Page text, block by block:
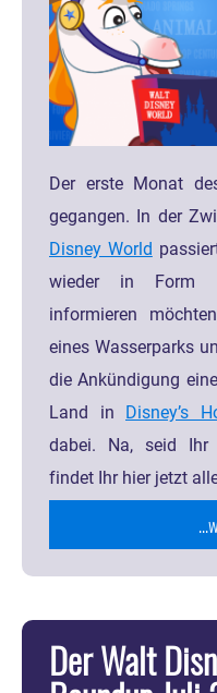
Der erste Monat
gegangen. In der
Disney World
wieder in Form
informieren
eines Wasserparks
die Ankündigung
Land in
Disney’s
dabei. Na, seid Ihr
findet Ihr hier jetzt
Der Walt